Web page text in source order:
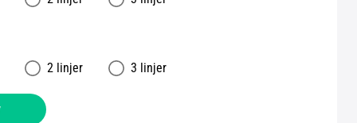
2 linjer 3 linjer